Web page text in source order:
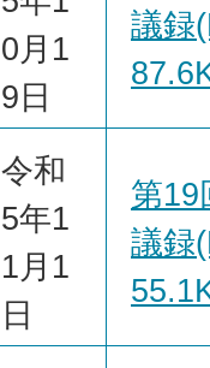
0月1
9日
議録
令和
5年1
1月1
日
第19
議録